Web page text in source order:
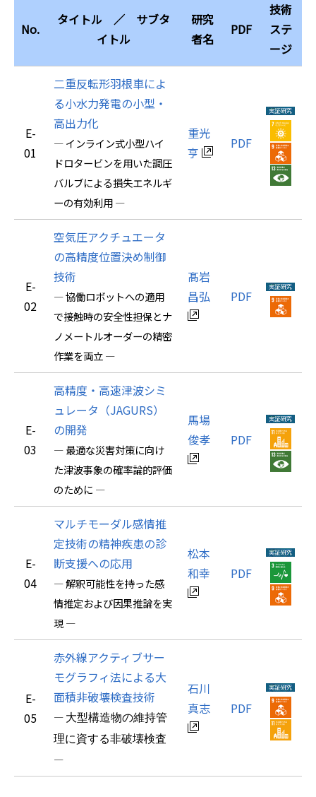
No.
タイトル ／ サブタ
イトル
研究
者名
PDF
技術
ステ
ージ
E-
01
二重反転形羽根車によ
る小水力発電の小型・
高出力化
― インライン式小型ハイ
ドロタービンを用いた調圧
バルブによる損失エネルギ
ーの有効利用 ―
重光
亨
PDF
E-
02
空気圧アクチュエータ
の高精度位置決め制御
技術
― 協働ロボットへの適用
で接触時の安全性担保とナ
ノメートルオーダーの精密
作業を両立 ―
髙岩
昌弘
PDF
E-
03
高精度・高速津波シミ
ュレータ（JAGURS）
の開発
― 最適な災害対策に向け
た津波事象の確率論的評価
のために ―
馬場
俊孝
PDF
E-
04
マルチモーダル感情推
定技術の精神疾患の診
断支援への応用
― 解釈可能性を持った感
情推定および因果推論を実
現 ―
松本
和幸
PDF
E-
05
赤外線アクティブサー
モグラフィ法による大
面積非破壊検査技術
― 大型構造物の維持管
理に資する非破壊検査
―
石川
真志
PDF